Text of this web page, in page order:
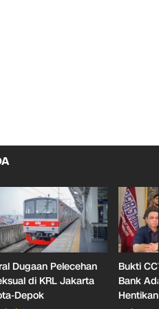
Dugaan Pelecehan
di KRL Jakarta
Depok
Bukti
Bank